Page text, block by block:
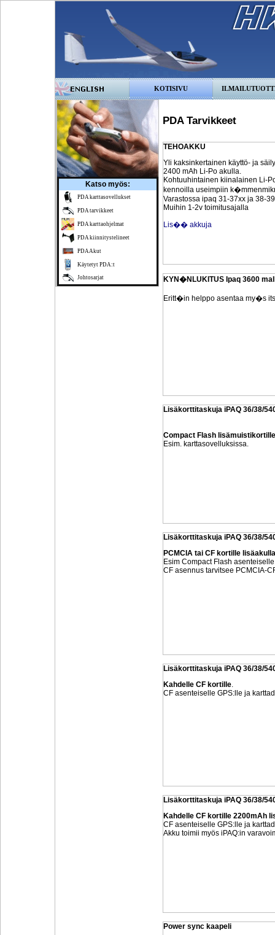
KOTISIVU
Katso myös:
PDA karttasovellukset
PDA tarvikkeet
PDA karttaohjelmat
PDA kiinnitystelineet
PDA Akut
Käytetyt PDA:t
Johtosarjat
PDA Tarvikkeet
TEHOAKKU
Yli kaksinkertainen käyttö- ja
2400 mAh Li-Po akulla.
Kohtuuhintainen kiinalainen Li-
kennoilla useimpiin
Varastossa ipaq 31-37xx ja 38-
Muihin 1-2v toimitusajalla
Lis�� akkuja
KYN�NLUKITUS Ipaq 3600
Eritt�in helppo asentaa my�s
Lisäkorttitaskuja iPAQ 36/38/
Compact Flash
Esim. karttasovelluksissa.
Lisäkorttitaskuja iPAQ 36/38/
PCMCIA tai CF kortille
Esim Compact Flash
CF asennus tarvitsee PCMCIA-
Lisäkorttitaskuja iPAQ 36/38/
Kahdelle CF kortille.
CF asenteiselle GPS:lle ja
Lisäkorttitaskuja iPAQ 36/38/
Kahdelle CF kortille 2200mAh
CF asenteiselle GPS:lle ja
Akku toimii myös iPAQ:in
Power sync kaapeli